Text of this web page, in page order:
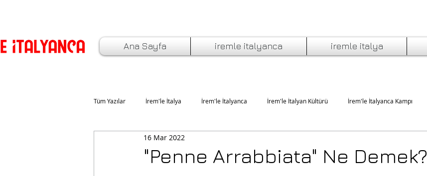
Ana Sayfa iremle italyanca iremle italya
Tüm Yazılar İrem'le İtalya İrem'le İtalyanca İrem'le İtalyan Kültürü İrem'le İtalyanca Kampı
İtalya'da Yaşam ve Eğitim
"Penne Arrabbiata" Ne Demek?
16 Mar 2022